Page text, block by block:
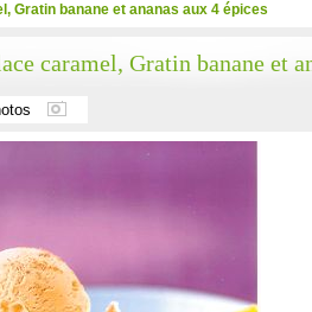
Gratin banane et ananas aux 4 épices
caramel, Gratin banane et
Produits